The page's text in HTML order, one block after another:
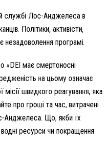
службі Лос-Анджелеса в
Політики, активісти,
незадоволення програмі.
«DEI має смертоносні
на цьому означає
швидкого реагування, яка
про гроші та час, витрачені
Анджелеса. Що, якби їх
ресурси чи покращення